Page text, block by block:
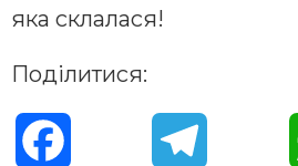
яка склалася!
Поділитися: